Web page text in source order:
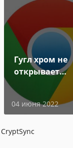
Гугл хром не
открывает
04 июня 2022
CryptSync